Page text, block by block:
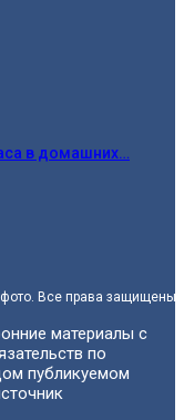
в домашних…
Все права защищены.
материалы с
по
публикуемом